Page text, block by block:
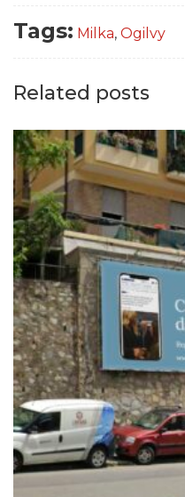
Tags: Milka, Ogilvy
Related posts